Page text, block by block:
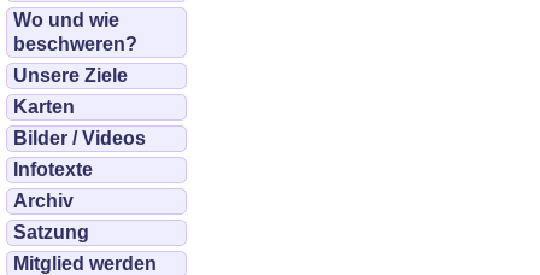
Wo und wie
beschweren?
Unsere Ziele
Karten
Bilder / Videos
Infotexte
Archiv
Satzung
Mitglied werden